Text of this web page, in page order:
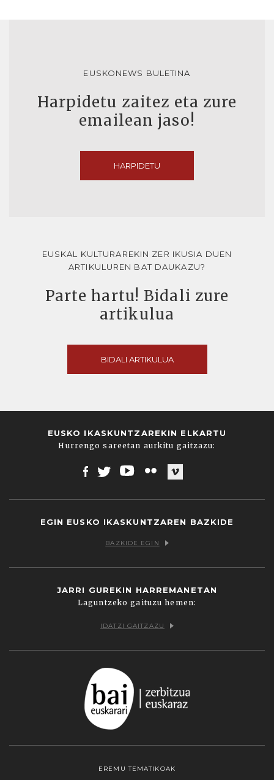
EUSKONEWS BULETINA
Harpidetu zaitez eta zure
emailean jaso!
HARPIDETU
EUSKAL KULTURAREKIN ZER IKUSIA DUEN
ARTIKULUREN BAT DAUKAZU?
Parte hartu! Bidali zure
artikulua
BIDALI ARTIKULUA
EUSKO IKASKUNTZAREKIN ELKARTU
Hurrengo sareetan aurkitu gaitzazu:
EGIN EUSKO IKASKUNTZAREN BAZKIDE
BAZKIDE EGIN
JARRI GUREKIN HARREMANETAN
Laguntzeko gaituzu hemen:
IDATZI GAITZAZU
EREMU TEMATIKOAK